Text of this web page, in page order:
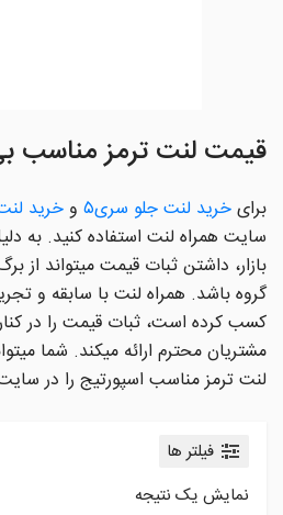
قیمت لنت ترمز مناسب
برایخرید لنت جلو سری۵ وخرید
سایت همراه لنت استفاده کنید. به
بازار، داشتن ثبات قیمت میتواند از
گروه باشد. همراه لنت با سابقه و
کسب کرده است، ثبات قیمت را در
مشتریان محترم ارائه میکند. شما
لنت ترمز مناسب اسپورتیج را در
فیلتر ها
نمایش یک نتیجه